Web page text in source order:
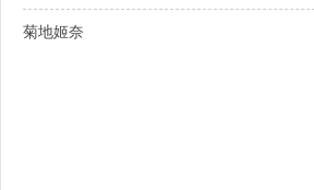
菊地姬奈